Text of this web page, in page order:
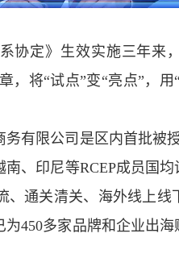
定》生效实施三年来
，将“试点”变“亮点”，
限公司是区内首批被授
、印尼等RCEP成员国
、通关清关、海外线上线
450多家品牌和企业出